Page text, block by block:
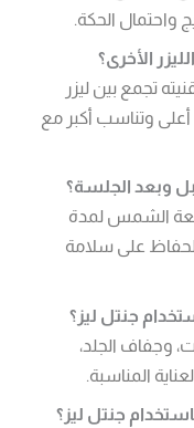
واحتمال الحكة.
الأخرى؟
تجمع بين ليزر
أعلى وتناسب أكبر مع
وبعد الجلسة؟
الشمس لمدة
على سلامة
جنتل ليز؟
وجفاف الجلد،
المناسبة.
جنتل ليز؟